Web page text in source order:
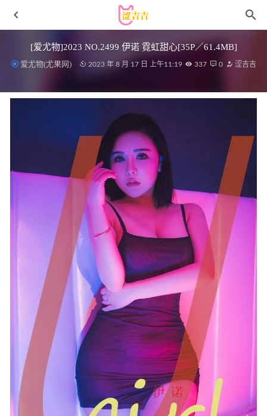
[爱尤物]2023 NO.2499 伊诺 霓虹甜心[35P／61.4MB]
爱尤物(尤果网) 2023 年 8 月 17 日 上午11:19 337 0 涩吉吉
焖焖碳 – NO.18 加斯科涅泳装[28P-186MB]
2022-10-08
桃良阿宅 – NO.47 女仆的小憩 [52P-441MB]
2024-08-04
小仓千代w – NO.118 信浓 赛车娘 (碧蓝航线)[57P-145MB]
2025-10-24
西园寺南歌 – NO.17 空姐[52P10V-1.72GB]
2022-10-31
[Xiuren秀人网]2025.05.08 NO.10249 刘婷婷[72+1P/622MB]
2025-11-27